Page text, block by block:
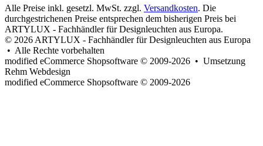
Alle Preise inkl. gesetzl. MwSt. zzgl. Versandkosten. Die
durchgestrichenen Preise entsprechen dem bisherigen Preis bei
ARTYLUX - Fachhändler für Designleuchten aus Europa.
© 2026 ARTYLUX - Fachhändler für Designleuchten aus Europa
• Alle Rechte vorbehalten
modified eCommerce Shopsoftware © 2009-2026 • Umsetzung
Rehm Webdesign
modified eCommerce Shopsoftware © 2009-2026